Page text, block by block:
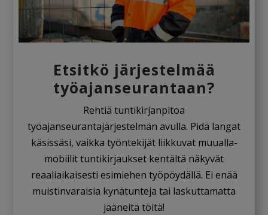
Etsitkö järjestelmää
työajanseurantaan?
Rehtiä tuntikirjanpitoa
työajanseurantajärjestelmän avulla. Pidä langat
käsissäsi, vaikka työntekijät liikkuvat muualla-
mobiilit tuntikirjaukset kentältä näkyvät
reaaliaikaisesti esimiehen työpöydällä. Ei enää
muistinvaraisia kynätunteja tai laskuttamatta
jääneitä töitä!